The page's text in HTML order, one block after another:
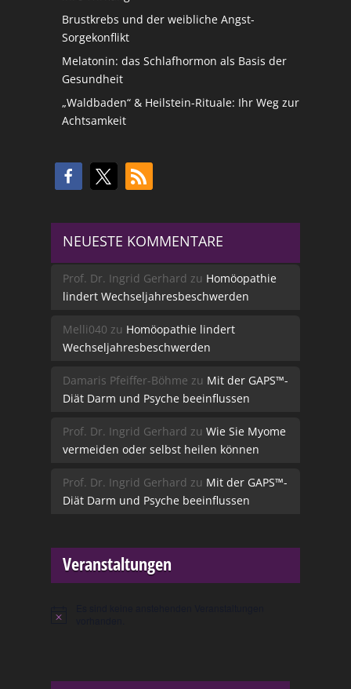
Brustkrebs und der weibliche Angst-
Sorgekonflikt
Melatonin: das Schlafhormon als Basis der
Gesundheit
„Waldbaden“ & Heilstein-Rituale: Ihr Weg zur
Achtsamkeit
NEUESTE KOMMENTARE
Prof. Dr. Ingrid Gerhard zu Homöopathie
lindert Wechseljahresbeschwerden
Melli040 zu Homöopathie lindert
Wechseljahresbeschwerden
Damaris Pfeiffer-Böhme zu Mit der GAPS™-
Diät Darm und Psyche beeinflussen
Prof. Dr. Ingrid Gerhard zu Wie Sie Myome
vermeiden oder selbst heilen können
Prof. Dr. Ingrid Gerhard zu Mit der GAPS™-
Diät Darm und Psyche beeinflussen
Veranstaltungen
Hinweis